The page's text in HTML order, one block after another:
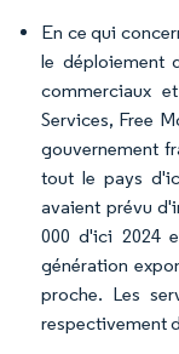
En ce qui
le déploiement
commerciaux
Services, Free
gouvernement
tout le pays
avaient prévu
000 d'ici 2024
génération
proche. Les
respectivement